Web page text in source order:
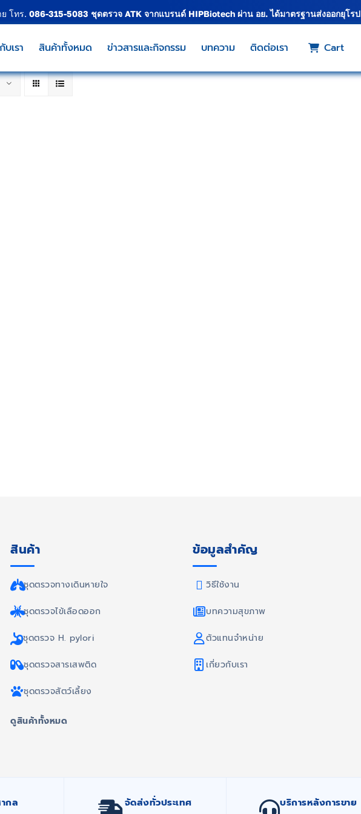
โทร. 086-315-5083 ชุดตรวจ ATK จากแบรนด์ HIPBiotech ผ่าน อย. ได้มาตรฐานส่งออกยุโรป
บเรา สินค้าทั้งหมด ข่าวสารและกิจกรรม บทความ ติดต่อเรา Cart
สินค้า
ชุดตรวจทางเดินหายใจ
ชุดตรวจไข้เลือดออก
ชุดตรวจ H. pylori
ชุดตรวจสารเสพติด
ชุดตรวจสัตว์เลี้ยง
ดูสินค้าทั้งหมด
ข้อมูลสำคัญ
วิธีใช้งาน
บทความสุขภาพ
ตัวแทนจำหน่าย
เกี่ยวกับเรา
กล จัดส่งทั่วประเทศ บริการหลังการขาย